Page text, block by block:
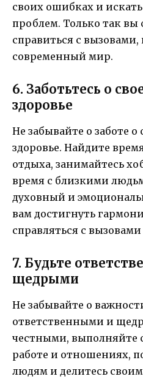
своих ошибках и
проблем. Только так
справиться с
современный мир.
6. Заботьтесь о
здоровье
Не забывайте о заботе
здоровье. Найдите
отдыха, занимайтесь
время с близкими
духовный и
вам достигнуть
справляться с
7. Будьте
щедрыми
Не забывайте о
ответственными и
честными, выполняйте
работе и отношениях,
людям и делитесь